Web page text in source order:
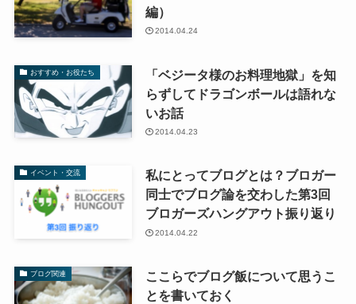
編）
2014.04.24
おすすめ・お役たち
「ベジータ様のお料理地獄」を知
らずしてドラゴンボールは語れな
いお話
2014.04.23
イベント・交流
私にとってブログとは？ブロガー
同士でブログ論を交わした第3回
ブロガーズハングアウト振り返り
2014.04.22
ブログ関連
ここらでブログ飯について思うこ
とを書いておく